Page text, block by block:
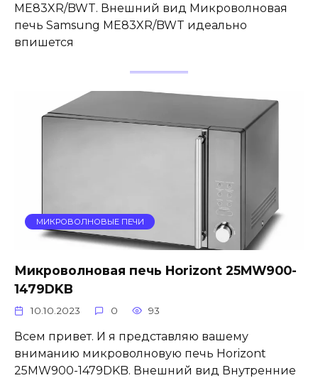
ME83XR/BWT. Внешний вид Микроволновая
печь Samsung ME83XR/BWT идеально
впишется
МИКРОВОЛНОВЫЕ ПЕЧИ
Микроволновая печь Horizont 25MW900-
1479DKB
10.10.2023 0 93
Всем привет. И я представляю вашему
вниманию микроволновую печь Horizont
25MW900-1479DKB. Внешний вид Внутренние